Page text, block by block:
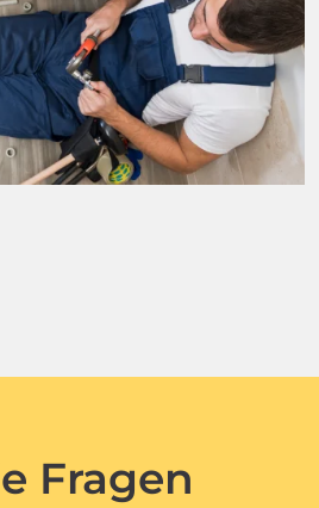
Fragen